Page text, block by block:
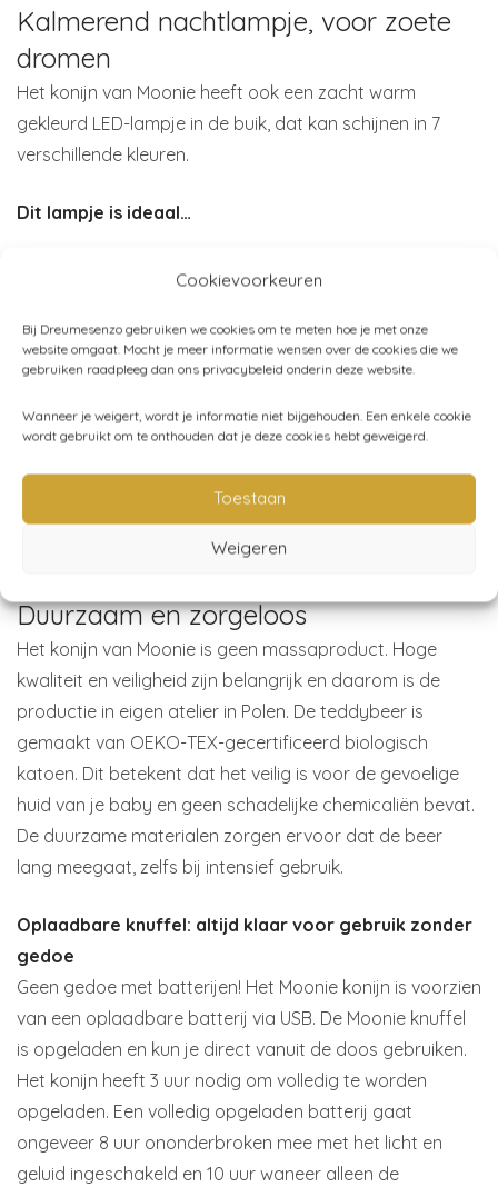
Cookievoorkeuren
Bij Dreumesenzo gebruiken we cookies om te meten hoe je met onze
website omgaat. Mocht je meer informatie wensen over de cookies die we
gebruiken raadpleeg dan ons privacybeleid onderin deze website.
Wanneer je weigert, wordt je informatie niet bijgehouden. Een enkele cookie
wordt gebruikt om te onthouden dat je deze cookies hebt geweigerd.
Toestaan
Weigeren
Kalmerend nachtlampje, voor zoete
dromen
Het konijn van Moonie heeft ook een zacht warm
gekleurd LED-lampje in de buik, dat kan schijnen in 7
verschillende kleuren.
Dit lampje is ideaal…
om je baby gerust te stellen zonder de slaap te
sfeerverlichting. De zachte gloed herinnert je baby aan
de omgeving in de baarmoeder.
van het speentje als je baby die kwijt is geraakt in de
wanneer je kindje ouder is en last heeft van
nachtmerries of bang is in het donker. Je kunt het
nachtlampje de hele nacht veilig laten branden – max. 8
Duurzaam en zorgeloos
Het konijn van Moonie is geen massaproduct. Hoge
kwaliteit en veiligheid zijn belangrijk en daarom is de
productie in eigen atelier in Polen. De teddybeer is
gemaakt van OEKO-TEX-gecertificeerd biologisch
katoen. Dit betekent dat het veilig is voor de gevoelige
huid van je baby en geen schadelijke chemicaliën bevat.
De duurzame materialen zorgen ervoor dat de beer
lang meegaat, zelfs bij intensief gebruik.
Oplaadbare knuffel: altijd klaar voor gebruik zonder
gedoe
Geen gedoe met batterijen! Het Moonie konijn is voorzien
van een oplaadbare batterij via USB. De Moonie knuffel
is opgeladen en kun je direct vanuit de doos gebruiken.
Het konijn heeft 3 uur nodig om volledig te worden
opgeladen. Een volledig opgeladen batterij gaat
ongeveer 8 uur ononderbroken mee met het licht en
geluid ingeschakeld en 10 uur waneer alleen de